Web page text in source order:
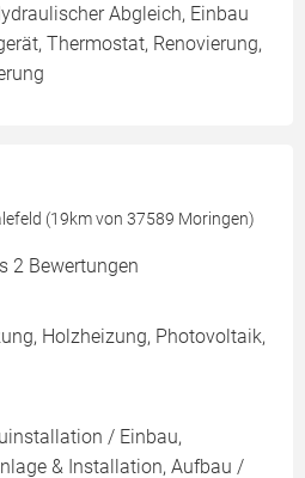
Abgleich, Einbau
Thermostat, Renovierung,
(19km von 37589 Moringen)
2 Bewertungen
Holzheizung, Photovoltaik,
/ Einbau,
& Installation, Aufbau /